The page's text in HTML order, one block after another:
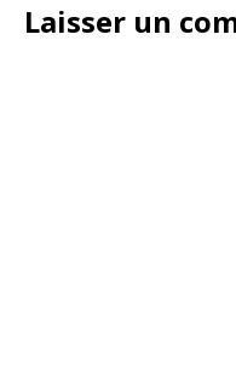
Laisser un